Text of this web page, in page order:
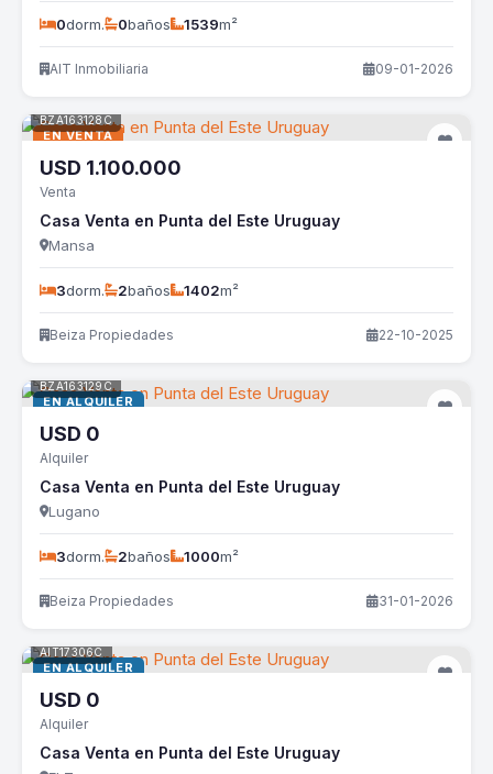
0dorm. 0baños 1539m²
AIT Inmobiliaria 09-01-2026
EN VENTA
BZA163128C
USD 1.100.000
Venta
Casa Venta en Punta del Este Uruguay
Mansa
3dorm. 2baños 1402m²
Beiza Propiedades 22-10-2025
EN ALQUILER
BZA163129C
USD 0
Alquiler
Casa Venta en Punta del Este Uruguay
Lugano
3dorm. 2baños 1000m²
Beiza Propiedades 31-01-2026
EN ALQUILER
AIT17306C
USD 0
Alquiler
Casa Venta en Punta del Este Uruguay